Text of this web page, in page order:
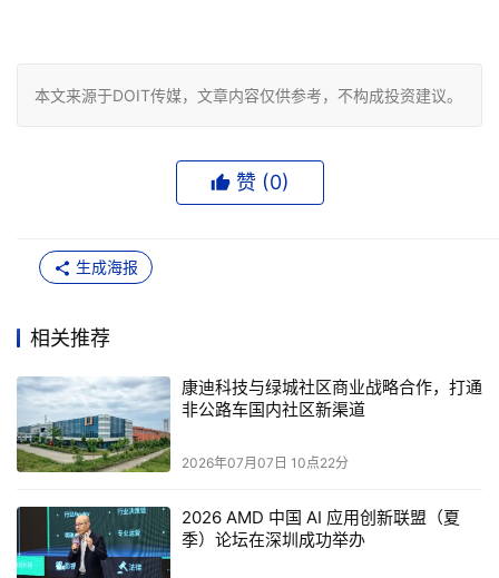
本文来源于DOIT传媒，文章内容仅供参考，不构成投资建议。
赞 (0)
生成海报
相关推荐
康迪科技与绿城社区商业战略合作，打通
非公路车国内社区新渠道
2026年07月07日 10点22分
2026 AMD 中国 AI 应用创新联盟（夏
季）论坛在深圳成功举办